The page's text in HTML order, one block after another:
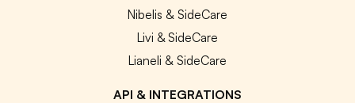
Nibelis & SideCare
Livi & SideCare
Lianeli & SideCare
API & INTEGRATIONS